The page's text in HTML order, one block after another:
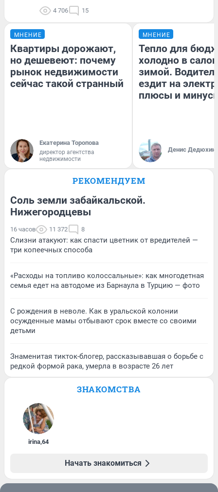
4 706 15
МНЕНИЕ
Квартиры дорожают,
но дешевеют: почему
рынок недвижимости
сейчас такой странный
Екатерина Торопова
директор агентства
недвижимости
МНЕНИЕ
Тепло для
холодно в
зимой.
ездит на
плюсы и
Денис Дедюхин
РЕКОМЕНДУЕМ
Соль земли забайкальской.
Нижегородцевы
16 часов 11 372 8
Слизни атакуют: как спасти цветник от вредителей —
три копеечных способа
«Расходы на топливо колоссальные»: как многодетная
семья едет на автодоме из Барнаула в Турцию — фото
С рождения в неволе. Как в уральской колонии
осужденные мамы отбывают срок вместе со своими
детьми
Знаменитая тикток-блогер, рассказывавшая о борьбе с
редкой формой рака, умерла в возрасте 26 лет
ЗНАКОМСТВА
irina,64
Начать знакомиться